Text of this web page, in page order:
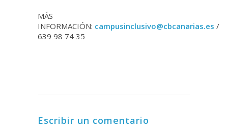
MÁS
INFORMACIÓN: campusinclusivo@cbcanarias.es /
639 98 74 35
Escribir un comentario